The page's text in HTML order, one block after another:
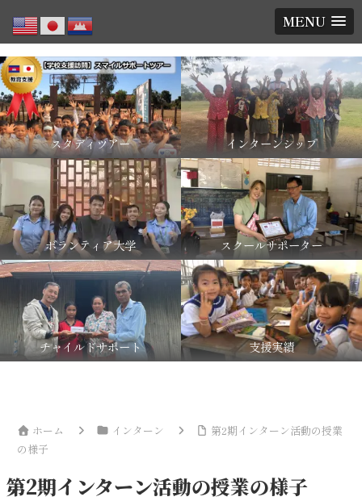
MENU
スタディツアー インターンシップ
ボランティア大学 スクールサポーター
チャイルドサポート 支援実績
ホーム インターン
第2期インターン活動の授業
の様子
第2期インターン活動の授業の様子